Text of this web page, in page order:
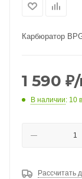
Карбюратор
1 590 ₽
В наличии: 10
Рассчитать